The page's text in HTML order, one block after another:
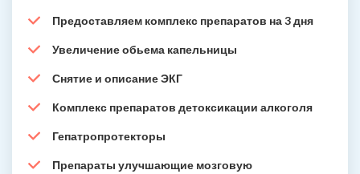
Предоставляем комплекс препаратов на 3 дня
Увеличение обьема капельницы
Снятие и описание ЭКГ
Комплекс препаратов детоксикации алкоголя
Гепатропротекторы
Препараты улучшающие мозговую